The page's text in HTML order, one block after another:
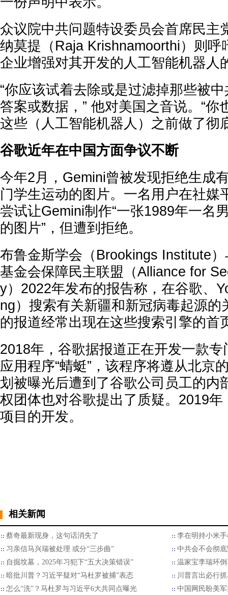
众议院中共问题特设委员会首席民主
纳莫提（Raja Krishnamoorthi）则呼
企业增强对其开发的人工智能机器人
“你应该试着去除或是过滤掉那些被
答案或数据，” 他对美国之音说。“你
这些（人工智能机器人）之前做了彻
谷歌近年在中国方面争议不断
今年2月，Gemini曾被发现拒绝生成
门学生运动的图片。一名用户在社媒
尝试让Gemini制作“一张1989年一名
的图片”，但遭到拒绝。
布鲁金斯学会（Brookings Institute
基金会保障民主联盟（Alliance for
y）2022年发布的报告称，在谷歌、
ng）搜索有关新疆和新冠病毒起源的
的报道经常出现在这些搜索引擎的首
2018年，谷歌据报道正在开发一款
应用程序“蜻蜓”，该程序将遵从北京
划被曝光后遭到了谷歌公司员工的内
权团体也对谷歌提出了质疑。2019
项目的开发。
相关新闻
蔡奇最新现身，这句话消失了
李在明持小米
习亲信马兴瑞被处理 或分“三步曲”
中共会不会彻
自掘坟墓，2025年习犯下“五大决策错误”
温家宝李瑞环
暗批川普？习近平疑对“马杜罗被捕”表态
川普言出必行
怎么“洗”？马杜罗与习近平6大共同点曝光
中国网民盼美